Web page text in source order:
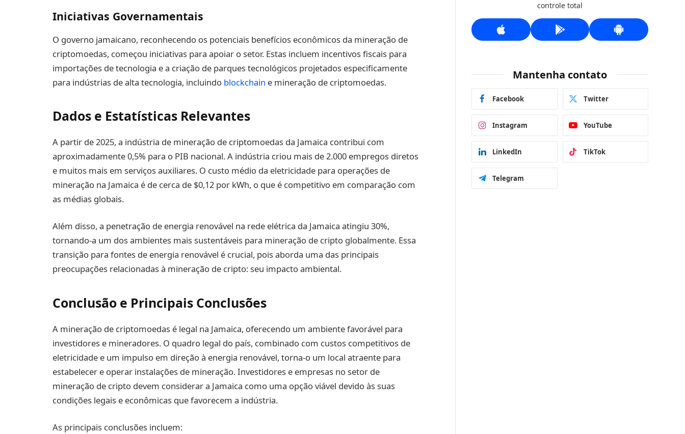
Iniciativas Governamentais
O governo jamaicano, reconhecendo os potenciais benefícios econômicos da mineração de
criptomoedas, começou iniciativas para apoiar o setor. Estas incluem incentivos fiscais para
importações de tecnologia e a criação de parques tecnológicos projetados especificamente
para indústrias de alta tecnologia, incluindo blockchain e mineração de criptomoedas.
Dados e Estatísticas Relevantes
A partir de 2025, a indústria de mineração de criptomoedas da Jamaica contribui com
aproximadamente 0,5% para o PIB nacional. A indústria criou mais de 2.000 empregos diretos
e muitos mais em serviços auxiliares. O custo médio da eletricidade para operações de
mineração na Jamaica é de cerca de $0,12 por kWh, o que é competitivo em comparação com
as médias globais.
Além disso, a penetração de energia renovável na rede elétrica da Jamaica atingiu 30%,
tornando-a um dos ambientes mais sustentáveis para mineração de cripto globalmente. Essa
transição para fontes de energia renovável é crucial, pois aborda uma das principais
preocupações relacionadas à mineração de cripto: seu impacto ambiental.
Conclusão e Principais Conclusões
A mineração de criptomoedas é legal na Jamaica, oferecendo um ambiente favorável para
investidores e mineradores. O quadro legal do país, combinado com custos competitivos de
eletricidade e um impulso em direção à energia renovável, torna-o um local atraente para
estabelecer e operar instalações de mineração. Investidores e empresas no setor de
mineração de cripto devem considerar a Jamaica como uma opção viável devido às suas
condições legais e econômicas que favorecem a indústria.
As principais conclusões incluem:
controle total
Mantenha contato
Facebook Twitter
Instagram YouTube
LinkedIn TikTok
Telegram